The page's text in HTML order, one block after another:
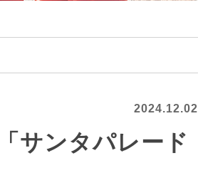
2024.12.02
サンタパレード